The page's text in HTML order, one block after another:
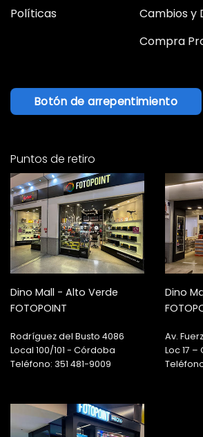
Políticas
Cambios y
Compra
Botón de arrepentimiento
Puntos de retiro
Dino Mall - Alto Verde
FOTOPOINT
Rodríguez del Busto 4086
Local 100/101 - Córdoba
Teléfono: 351 481-9009
Dino
Av.
Loc 17